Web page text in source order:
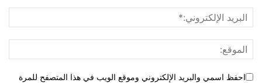
احفظ اسمي والبريد الإلكتروني وموقع الويب في هذا المتصفح للمرة